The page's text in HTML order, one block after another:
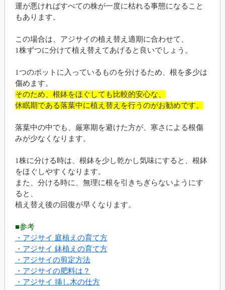
運が悪ければすべての株が一度に枯れる事態になること
もあります。
この場合は、アジサイの植え替え適期に合わせて、
1株ずつに分けて植え替えてあげると良いでしょう。
1つのポットに入っているものを分けるため、根を多少は
傷めます。
そのため、根鉢をほぐしても比較的安心な、
休眠期である落葉中に植え替えを行うのがお勧めです。
落葉中の中でも、厳寒期を避けた方が、寒さによる根傷
みが少なくなります。
1株に分ける時は、根鉢を少し乾かし気味にすると、根鉢
をほぐしやすくなります。
また、分ける時に、無理に根を引きちぎらないようにす
ると、
植え替え後の回復が早くなります。
■参考
・アジサイ 庭植えの育て方
・アジサイ 鉢植えの育て方
・アジサイの剪定方法
・アジサイの肥料は？
・アジサイ 挿し木の仕方